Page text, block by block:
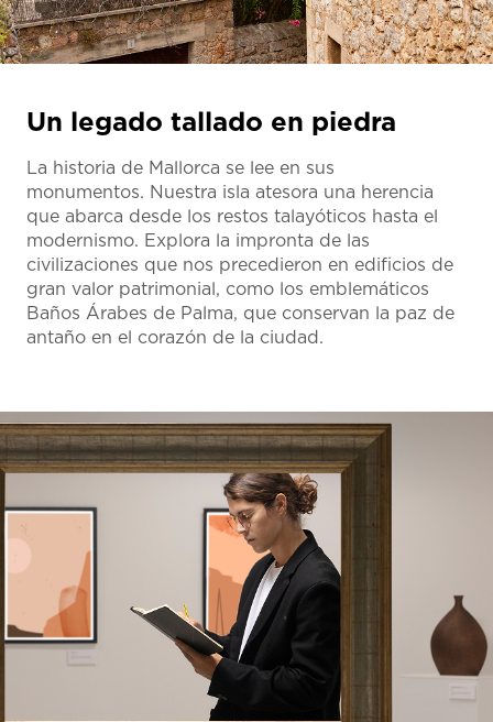
Un legado tallado en piedra
La historia de Mallorca se lee en sus
monumentos. Nuestra isla atesora una herencia
que abarca desde los restos talayóticos hasta el
modernismo. Explora la impronta de las
civilizaciones que nos precedieron en edificios de
gran valor patrimonial, como los emblemáticos
Baños Árabes de Palma, que conservan la paz de
antaño en el corazón de la ciudad.